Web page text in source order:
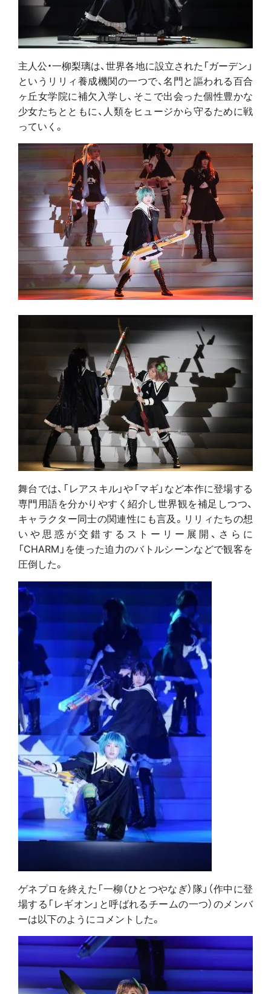
主人公・一柳梨璃は、世界各地に設立された「ガーデン」
というリリィ養成機関の一つで、名門と謳われる百合
ヶ丘女学院に補欠入学し、そこで出会った個性豊かな
少女たちとともに、人類をヒュージから守るために戦
っていく。
舞台では、「レアスキル」や「マギ」など本作に登場する
専門用語を分かりやすく紹介し世界観を補足しつつ、
キャラクター同士の関連性にも言及。リリィたちの想
いや思惑が交錯するストーリー展開、さらに
「CHARM」を使った迫力のバトルシーンなどで観客を
圧倒した。
ゲネプロを終えた「一柳（ひとつやなぎ）隊」（作中に登
場する「レギオン」と呼ばれるチームの一つ）のメンバ
ーは以下のようにコメントした。